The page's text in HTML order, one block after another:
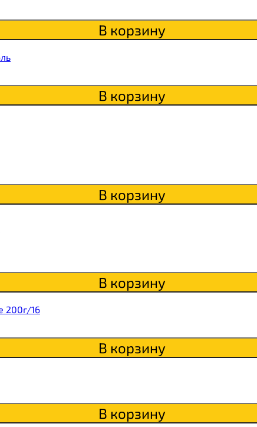
В корзину
В корзину
В корзину
В корзину
200г/16
В корзину
В корзину